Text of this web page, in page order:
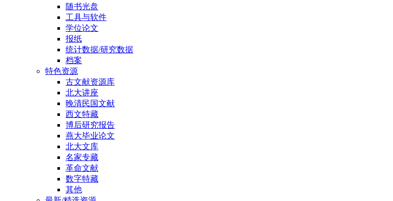
随书光盘
工具与软件
学位论文
报纸
统计数据/研究数据
档案
特色资源
古文献资源库
北大讲座
晚清民国文献
西文特藏
博后研究报告
燕大毕业论文
北大文库
名家专藏
革命文献
数字特藏
其他